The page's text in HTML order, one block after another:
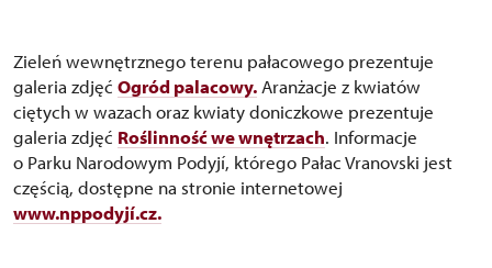
Zieleń wewnętrznego terenu pałacowego prezentuje
galeria zdjęć Ogród palacowy.Aranżacje z kwiatów
ciętych w wazach oraz kwiaty doniczkowe prezentuje
galeria zdjęć Roślinność we wnętrzach. Informacje
o Parku Narodowym Podyjí, którego Pałac Vranovski jest
częścią, dostępne na stronie internetowej
www.nppodyjí.cz.